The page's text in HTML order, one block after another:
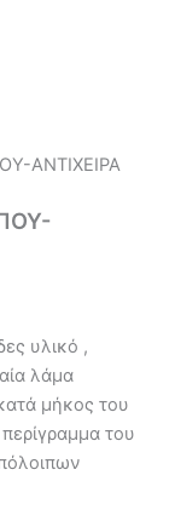
ΑΝΤΙΧΕΙΡΑ
υλικό ,
λάμα
μήκος του
του